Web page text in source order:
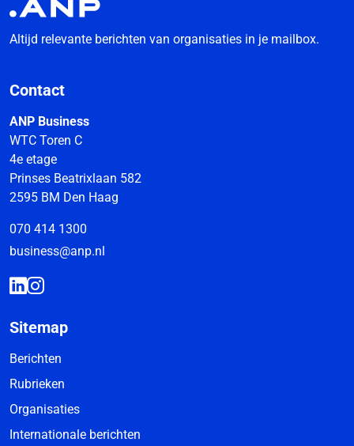
Altijd relevante berichten van organisaties in je mailbox.
Contact
ANP Business
WTC Toren C
4e etage
Prinses Beatrixlaan 582
2595 BM Den Haag
070 414 1300
business@anp.nl
Sitemap
Berichten
Rubrieken
Organisaties
Internationale berichten